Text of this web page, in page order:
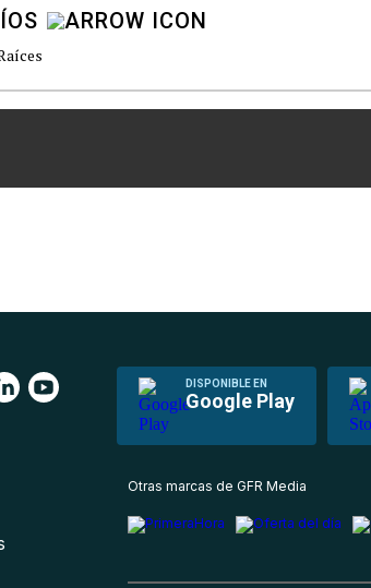
DISPONIBLE EN
Google Play
Otras marcas de GFR Media